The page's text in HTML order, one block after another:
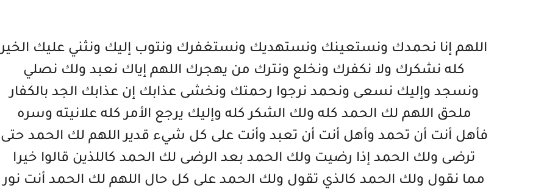
اللهم إنا نحمدك ونستعينك ونستهديك ونستغفرك ونتوب إليك ونثني عليك الخير
كله نشكرك ولا نكفرك ونخلع ونترك من يهجرك اللهم إياك نعبد ولك نصلي
ونسجد وإليك نسعى ونحمد نرجوا رحمتك ونخشى عذابك إن عذابك الجد بالكفار
ملحق اللهم لك الحمد كله ولك الشكر كله وإليك يرجع الأمر كله علانيته وسره
فأهل أنت أن تحمد وأهل أنت أن تعبد وأنت على كل شيء قدير اللهم لك الحمد حتى
ترضى ولك الحمد إذا رضيت ولك الحمد بعد الرضى لك الحمد كاللذين قالوا خيرا
مما نقول ولك الحمد كالذي تقول ولك الحمد على كل حال اللهم لك الحمد أنت نور